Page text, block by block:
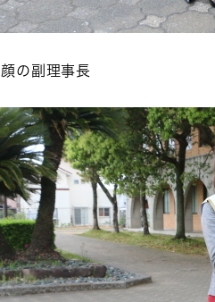
の副理事長